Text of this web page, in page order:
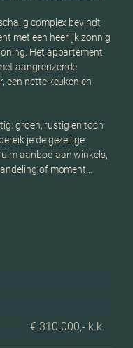
complex bevindt
met een heerlijk zonnig
Het appartement
aangrenzende
een nette keuken en
groen, rustig en toch
je de gezellige
aanbod aan winkels,
of moment…
€ 310.000,- k.k.